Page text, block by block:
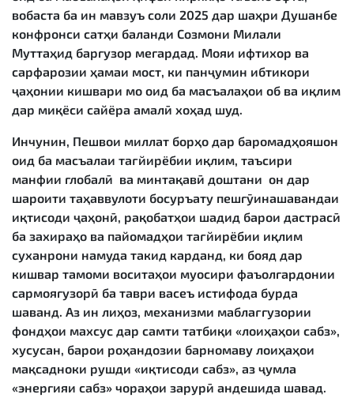
вобаста ба ин мавзуъ соли 2025 дар шаҳри Душанбе
конфронси сатҳи баланди Созмони Милали
Муттаҳид баргузор мегардад. Мояи ифтихор ва
сарфарозии ҳамаи мост, ки панҷумин ибтикори
ҷаҳонии кишвари мо оид ба масъалаҳои об ва иқлим
дар миқёси сайёра амалӣ хоҳад шуд.
Инчунин, Пешвои миллат борҳо дар баромадҳояшон
оид ба масъалаи тағйирёбии иқлим, таъсири
манфии глобалӣ ва минтақавӣ доштани он дар
шароити таҳаввулоти босуръату пешгӯинашавандаи
иқтисоди ҷаҳонӣ, рақобатҳои шадид барои дастрасӣ
ба захираҳо ва пайомадҳои тағйирёбии иқлим
суханрони намуда такид карданд, ки бояд дар
кишвар тамоми воситаҳои муосири фаъолгардонии
сармоягузорӣ ба таври васеъ истифода бурда
шаванд. Аз ин лиҳоз, механизми маблағгузории
фондҳои махсус дар самти татбиқи «лоиҳаҳои сабз»,
хусусан, барои роҳандозии барномаву лоиҳаҳои
мақсадноки рушди «иқтисоди сабз», аз ҷумла
«энергияи сабз» чораҳои зарурӣ андешида шавад.